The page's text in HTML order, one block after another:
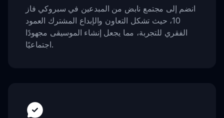
انضم إلى مجتمع نابض من المبدعين في سبروكي فاز
10، حيث تشكل التعاون والإبداع المشترك العمود
الفقري للتجربة، مما يجعل إنشاء الموسيقى مجهودًا
اجتماعيًا.